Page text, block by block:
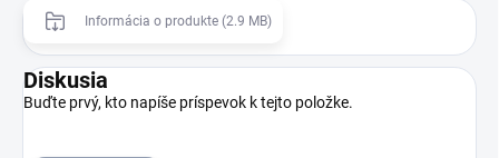
Informácia o produkte (2.9 MB)
Diskusia
Buďte prvý, kto napíše príspevok k tejto položke.